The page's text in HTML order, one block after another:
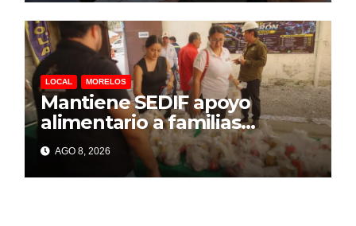
LOCAL MORELOS
Mantiene SEDIF apoyo
alimentario a familias
afectadas por explosión en
Las Granjas
AGO 8, 2026